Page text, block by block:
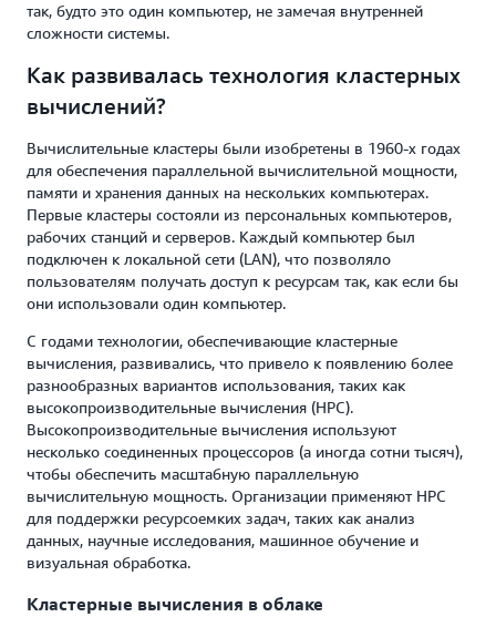
так, будто это один компьютер, не замечая внутренней
сложности системы.
Как развивалась технология кластерных
вычислений?
Вычислительные кластеры были изобретены в 1960-х годах
для обеспечения параллельной вычислительной мощности,
памяти и хранения данных на нескольких компьютерах.
Первые кластеры состояли из персональных компьютеров,
рабочих станций и серверов. Каждый компьютер был
подключен к локальной сети (LAN), что позволяло
пользователям получать доступ к ресурсам так, как если бы
они использовали один компьютер.
С годами технологии, обеспечивающие кластерные
вычисления, развивались, что привело к появлению более
разнообразных вариантов использования, таких как
высокопроизводительные вычисления (HPC).
Высокопроизводительные вычисления используют
несколько соединенных процессоров (а иногда сотни тысяч),
чтобы обеспечить масштабную параллельную
вычислительную мощность. Организации применяют HPC
для поддержки ресурсоемких задач, таких как анализ
данных, научные исследования, машинное обучение и
визуальная обработка.
Кластерные вычисления в облаке